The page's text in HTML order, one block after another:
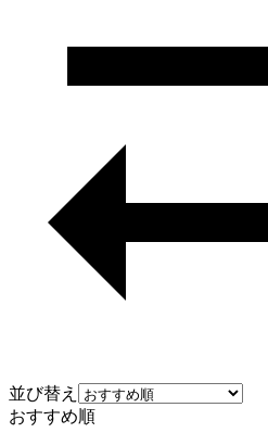
並び替え
おすすめ順